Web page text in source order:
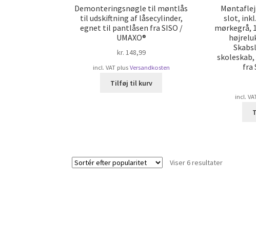
Demonteringsnøgle til møntlås
til udskiftning af låsecylinder,
egnet til pantlåsen fra SISO /
UMAXO®
kr. 148,99
incl. VAT plus Versandkosten
Tilføj til kurv
slot,
mørkegrå,
fra
incl.
Viser 6 resultaterSorteret